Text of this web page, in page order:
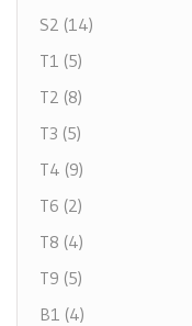
S2 (14)
T1 (5)
T2 (8)
T3 (5)
T4 (9)
T6 (2)
T8 (4)
T9 (5)
B1 (4)